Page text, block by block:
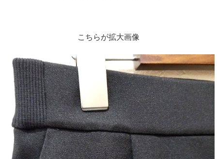
こちらが拡大画像